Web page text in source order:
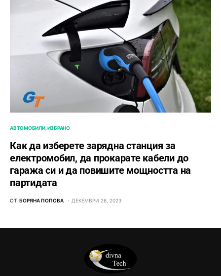
АВТОМОБИЛИ ИЗБРАНО
Как да изберете зарядна станция за
електромобил, да прокарате кабели до
гаража си и да повишите мощността на
партидата
ОТ БОРЯНА ПОПОВА ДЕКЕМВРИ 26, 2023